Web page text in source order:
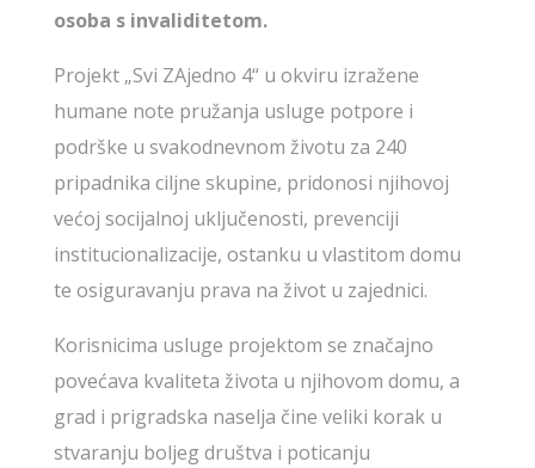
osoba s invaliditetom.
Projekt „Svi ZAjedno 4“ u okviru izražene
humane note pružanja usluge potpore i
podrške u svakodnevnom životu za 240
pripadnika ciljne skupine, pridonosi njihovoj
većoj socijalnoj uključenosti, prevenciji
institucionalizacije, ostanku u vlastitom domu
te osiguravanju prava na život u zajednici.
Korisnicima usluge projektom se značajno
povećava kvaliteta života u njihovom domu, a
grad i prigradska naselja čine veliki korak u
stvaranju boljeg društva i poticanju